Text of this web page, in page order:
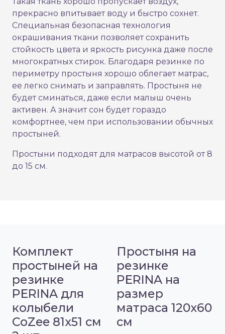
прекрасно впитывает воду и быстро сохнет.
Специальная безопасная технология
окрашивания ткани позволяет сохранить
стойкость цвета и яркость рисунка даже после
многократных стирок. Благодаря резинке по
периметру простыня хорошо облегает матрас,
ее легко снимать и заправлять. Простыня не
будет сминаться, даже если малыш очень
активен. А значит сон будет гораздо
комфортнее, чем при использовании обычных
простыней.
Простыни подходят для матрасов высотой от 8
до 15 см.
Комплект
простыней на
резинке
PERINA для
колыбели
CoZee 81х51 см
Простыня на
резинке
PERINA на
размер
матраса 120х60
см